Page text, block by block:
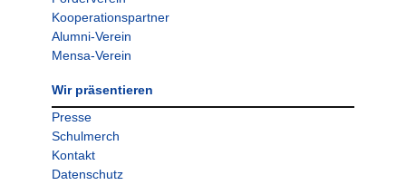
Kooperationspartner
Alumni-Verein
Mensa-Verein
Wir präsentieren
Presse
Schulmerch
Kontakt
Datenschutz